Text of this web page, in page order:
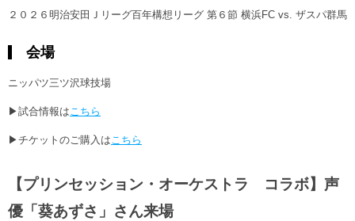
２０２６明治安田Ｊリーグ百年構想リーグ 第６節 横浜FC vs. ザスパ群馬
会場
ニッパツ三ツ沢球技場
▶試合情報は こちら
▶チケットのご購入は こちら
【プリンセッション・オーケストラ コラボ】声
優「葵あずさ」さん来場